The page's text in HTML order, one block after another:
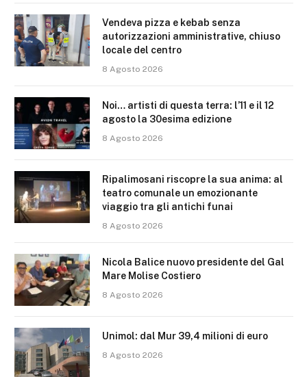
Vendeva pizza e kebab senza
autorizzazioni amministrative, chiuso
locale del centro
8 Agosto 2026
Noi… artisti di questa terra: l’11 e il 12
agosto la 30esima edizione
8 Agosto 2026
Ripalimosani riscopre la sua anima: al
teatro comunale un emozionante
viaggio tra gli antichi funai
8 Agosto 2026
Nicola Balice nuovo presidente del Gal
Mare Molise Costiero
8 Agosto 2026
Unimol: dal Mur 39,4 milioni di euro
8 Agosto 2026